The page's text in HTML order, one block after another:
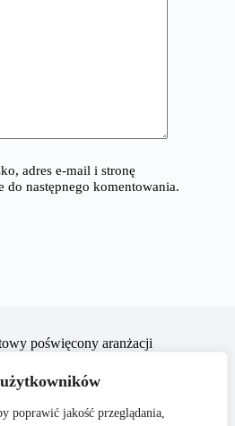
poprawić jakość przeglądania,
adres e-mail i stronę
do następnego komentowania.
poświęcony aranżacji
wskazówek i inspiracji,
komfortowych i